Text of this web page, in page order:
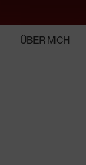
ÜBER MICH